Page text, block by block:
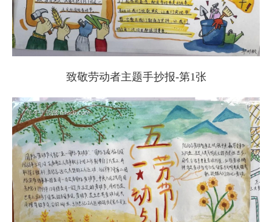
致敬劳动者主题手抄报-第1张